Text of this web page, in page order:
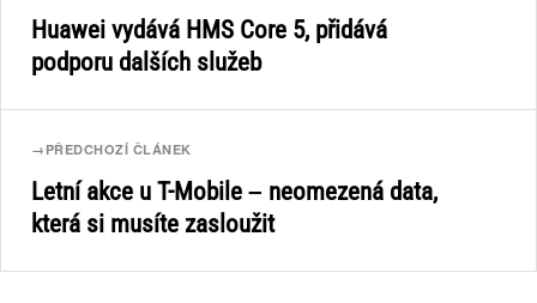
Huawei vydává HMS Core 5, přidává
podporu dalších služeb
→ PŘEDCHOZÍ ČLÁNEK
Letní akce u T-Mobile – neomezená data,
která si musíte zasloužit